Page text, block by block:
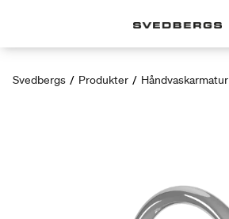
Svedbergs / Produkter / Håndvaskarmatur